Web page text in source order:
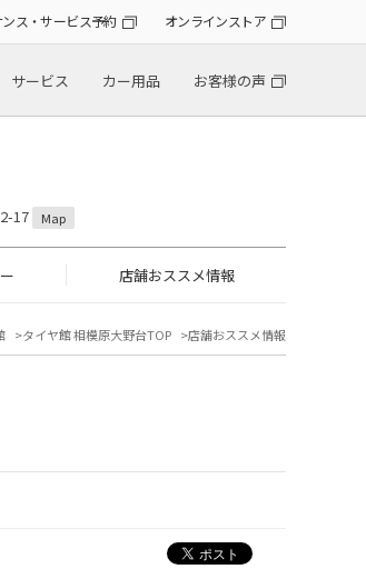
ス・サービス予約 オンラインストア
サービス カー用品 お客様の声
17 Map
店舗おススメ情報
タイヤ館 相模原大野台TOP 店舗おススメ情報